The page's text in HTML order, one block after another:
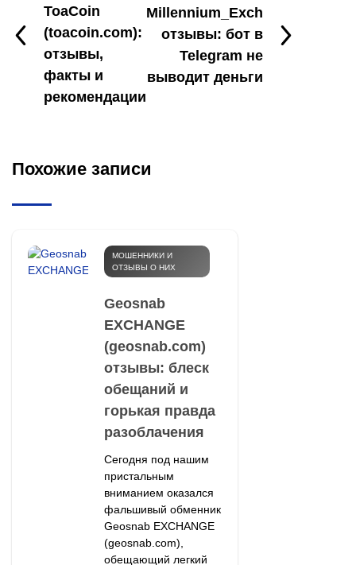
ToaCoin
(toacoin.com):
отзывы,
факты и
рекомендации
Millennium_Exch
отзывы: бот в
Telegram не
выводит деньги
Похожие записи
МОШЕННИКИ И
ОТЗЫВЫ О НИХ
Geosnab
EXCHANGE
(geosnab.com)
отзывы: блеск
обещаний и
горькая правда
разоблачения
Сегодня под нашим
пристальным
вниманием оказался
фальшивый обменник
Geosnab EXCHANGE
(geosnab.com),
обещающий легкий